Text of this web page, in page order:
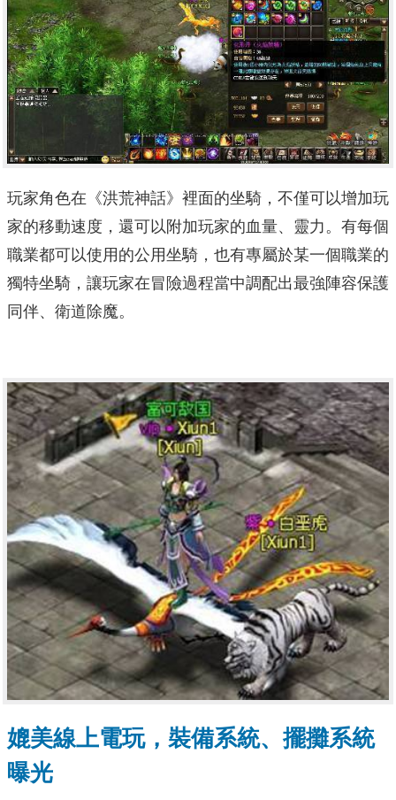
玩家角色在《洪荒神話》裡面的坐騎，不僅可以增加玩
家的移動速度，還可以附加玩家的血量、靈力。有每個
職業都可以使用的公用坐騎，也有專屬於某一個職業的
獨特坐騎，讓玩家在冒險過程當中調配出最強陣容保護
同伴、衛道除魔。
媲美線上電玩，裝備系統、擺攤系統
曝光